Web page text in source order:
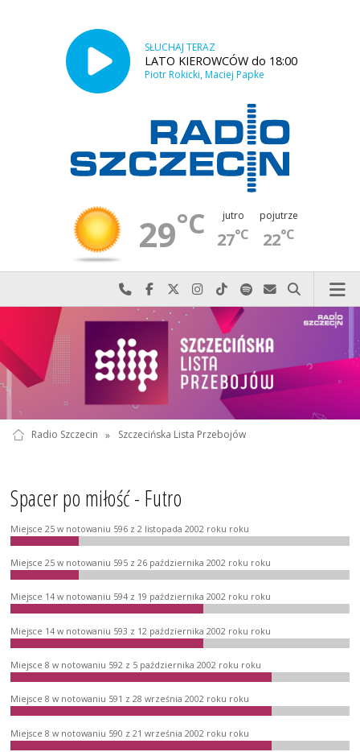
SŁUCHAJ TERAZ
LATO KIEROWCÓW do 18:00
Piotr Rokicki, Maciej Papke
29°C jutro
27°C
pojutrze
22°C
Najlepiej po prostu do nas zadzwoń
Odwiedź nas na Facebook-u
Odwiedź nas na X
Odwiedź nas na Instagram-ie
Odwiedź nas na TikTok-u
Szukaj nas na Spotify
Wyślij do nas
Szukaj
Radio Szczecin » Szczecińska Lista Przebojów
Spacer po miłość - Futro
Miejsce 25 w notowaniu 596 z 2 listopada 2002 roku roku
Miejsce 25 w notowaniu 595 z 26 października 2002 roku roku
Miejsce 14 w notowaniu 594 z 19 października 2002 roku roku
Miejsce 14 w notowaniu 593 z 12 października 2002 roku roku
Miejsce 8 w notowaniu 592 z 5 października 2002 roku roku
Miejsce 8 w notowaniu 591 z 28 września 2002 roku roku
Miejsce 8 w notowaniu 590 z 21 września 2002 roku roku